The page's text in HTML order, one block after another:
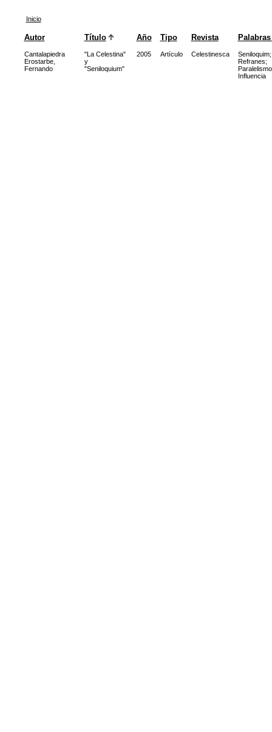
Inicio
Autor Título Año Tipo Revista
Cantalapiedra
Erostarbe,
Fernando
"La Celestina"
y
"Seniloquium"
2005 Artículo Celestinesca Seniloquim;
Refranes;
Influencia